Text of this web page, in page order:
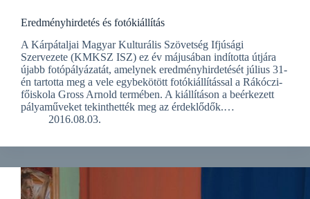
Eredményhirdetés és fotókiállítás
A Kárpátaljai Magyar Kulturális Szövetség Ifjúsági
Szervezete (KMKSZ ISZ) ez év májusában indította útjára
újabb fotópályázatát, amelynek eredményhirdetését július 31-
én tartotta meg a vele egybekötött fotókiállítással a Rákóczi-
főiskola Gross Arnold termében. A kiállításon a beérkezett
pályaműveket tekinthették meg az érdeklődők.…
2016.08.03.